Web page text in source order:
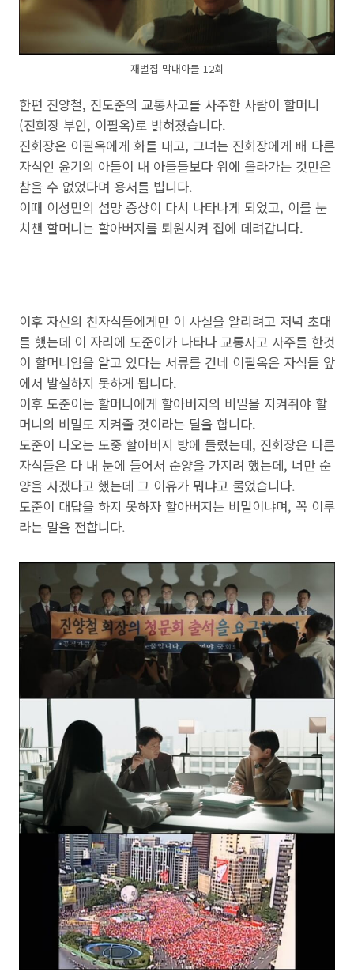
재벌집 막내아들 12회
한편 진양철, 진도준의 교통사고를 사주한 사람이 할머니
(진회장 부인, 이필옥)로 밝혀졌습니다.
진회장은 이필옥에게 화를 내고, 그녀는 진회장에게 배 다른
자식인 윤기의 아들이 내 아들들보다 위에 올라가는 것만은
참을 수 없었다며 용서를 빕니다.
이때 이성민의 섬망 증상이 다시 나타나게 되었고, 이를 눈
치챈 할머니는 할아버지를 퇴원시켜 집에 데려갑니다.
이후 자신의 친자식들에게만 이 사실을 알리려고 저녁 초대
를 했는데 이 자리에 도준이가 나타나 교통사고 사주를 한것
이 할머니임을 알고 있다는 서류를 건네 이필옥은 자식들 앞
에서 발설하지 못하게 됩니다.
이후 도준이는 할머니에게 할아버지의 비밀을 지켜줘야 할
머니의 비밀도 지켜줄 것이라는 딜을 합니다.
도준이 나오는 도중 할아버지 방에 들렀는데, 진회장은 다른
자식들은 다 내 눈에 들어서 순양을 가지려 했는데, 너만 순
양을 사겠다고 했는데 그 이유가 뭐냐고 물었습니다.
도준이 대답을 하지 못하자 할아버지는 비밀이냐며, 꼭 이루
라는 말을 전합니다.